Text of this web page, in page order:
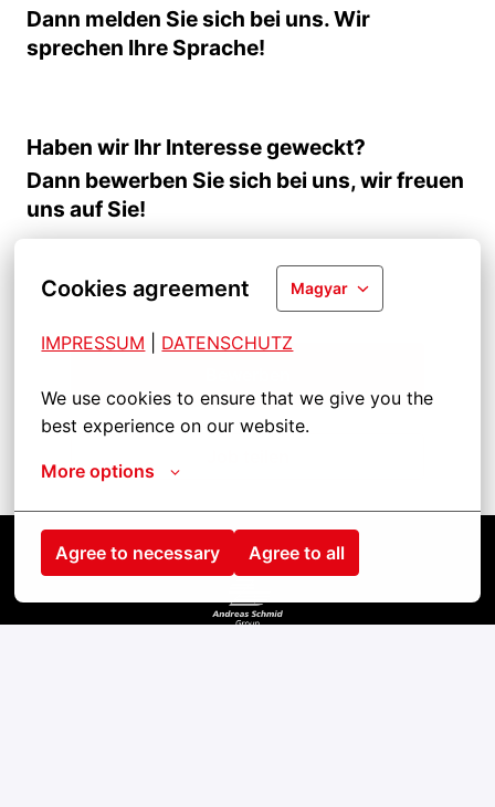
Cookies agreement Magyar
IMPRESSUM DATENSCHUTZ
We use cookies to ensure that we give you the
best experience on our website.
More options
Agree to necessary Agree to all
Dann melden Sie sich bei uns. Wir
sprechen Ihre Sprache!
Haben wir Ihr Interesse geweckt?
Dann bewerben Sie sich bei uns, wir freuen
uns auf Sie!
Kezdőlap